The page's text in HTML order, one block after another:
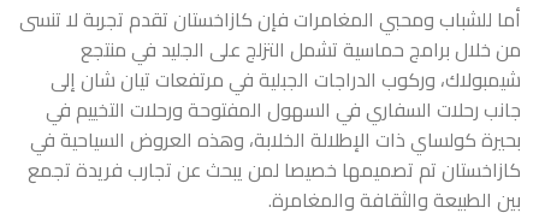
أما للشباب ومحبي المغامرات فإن كازاخستان تقدم تجربة لا تنسى
من خلال برامج حماسية تشمل التزلج على الجليد في منتجع
شيمبولاك، وركوب الدراجات الجبلية في مرتفعات تيان شان إلى
جانب رحلات السفاري في السهول المفتوحة ورحلات التخييم في
بحيرة كولساي ذات الإطلالة الخلابة، وهذه العروض السياحية في
كازاخستان تم تصميمها خصيصا لمن يبحث عن تجارب فريدة تجمع
بين الطبيعة والثقافة والمغامرة.